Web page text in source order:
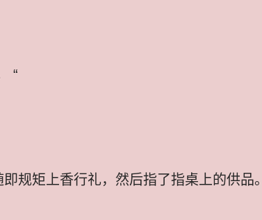
“
规矩上香行礼，然后指了指桌上的供品